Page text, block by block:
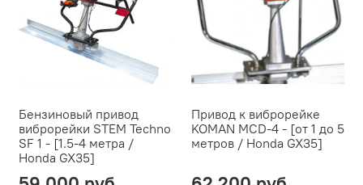
Бензиновый привод
виброрейки STEM Techno
SF 1 - [1.5-4 метра /
Honda GX35]
Привод к виброрейке
KOMAN MCD-4 - [от 1 до 5
метров / Honda GX35]